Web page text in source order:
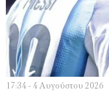
17:34 - 4 Αυγούστου 2026